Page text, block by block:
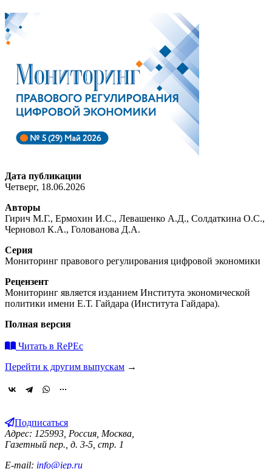
Дата публикации
Четверг, 18.06.2026
Авторы
Гирич М.Г., Ермохин И.С., Левашенко А.Д., Солдаткина О.С.,
Черновол К.А., Голованова Д.А.
Серия
Мониторинг правового регулирования цифровой экономики
Рецензент
Мониторинг является изданием Института экономической
политики имени Е.Т. Гайдара (Института Гайдара).
Полная версия
Читать в RePEc
Перейти к другим выпускам →
Подписаться
Адрес: 125993, Россия, Москва,
Газетный пер., д. 3-5, стр. 1
E-mail: info@iep.ru